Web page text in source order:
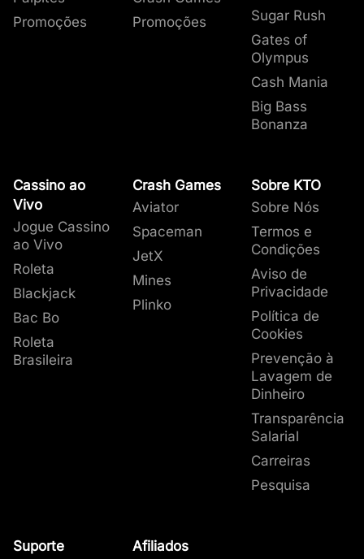
Promoções
Promoções
Sugar Rush
Gates of
Olympus
Cash Mania
Big Bass
Bonanza
Cassino ao
Vivo
Jogue Cassino
ao Vivo
Roleta
Blackjack
Bac Bo
Roleta
Brasileira
Crash Games
Aviator
Spaceman
JetX
Mines
Plinko
Sobre KTO
Sobre Nós
Termos e
Condições
Aviso de
Privacidade
Política de
Cookies
Prevenção à
Lavagem de
Dinheiro
Transparência
Salarial
Carreiras
Pesquisa
Suporte
Afiliados